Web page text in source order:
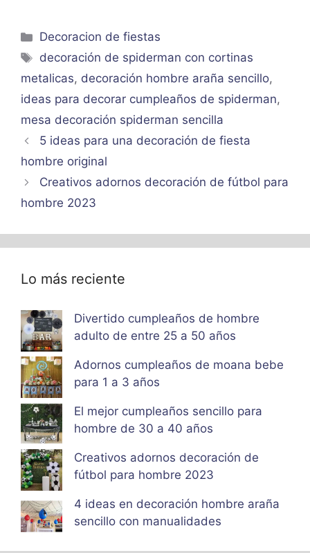
Categorías
Decoracion de fiestas
Etiquetas
decoración de spiderman con cortinas
metalicas, decoración hombre araña sencillo,
ideas para decorar cumpleaños de spiderman,
mesa decoración spiderman sencilla
5 ideas para una decoración de fiesta
hombre original
Creativos adornos decoración de fútbol para
hombre 2023
Lo más reciente
Divertido cumpleaños de hombre
adulto de entre 25 a 50 años
Adornos cumpleaños de moana bebe
para 1 a 3 años
El mejor cumpleaños sencillo para
hombre de 30 a 40 años
Creativos adornos decoración de
fútbol para hombre 2023
4 ideas en decoración hombre araña
sencillo con manualidades